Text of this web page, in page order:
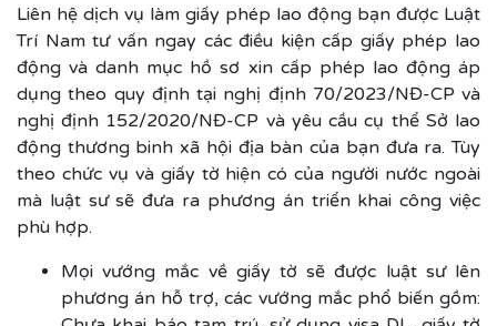
Liên hệ dịch vụ làm giấy phép lao động bạn được Luật
Trí Nam tư vấn ngay các điều kiện cấp giấy phép lao
động và danh mục hồ sơ xin cấp phép lao động áp
dụng theo quy định tại nghị định 70/2023/NĐ-CP và
nghị định 152/2020/NĐ-CP và yêu cầu cụ thể Sở lao
động thương binh xã hội địa bàn của bạn đưa ra. Tùy
theo chức vụ và giấy tờ hiện có của người nước ngoài
mà luật sư sẽ đưa ra phương án triển khai công việc
phù hợp.
Mọi vướng mắc về giấy tờ sẽ được luật sư lên
phương án hỗ trợ, các vướng mắc phổ biến gồm: